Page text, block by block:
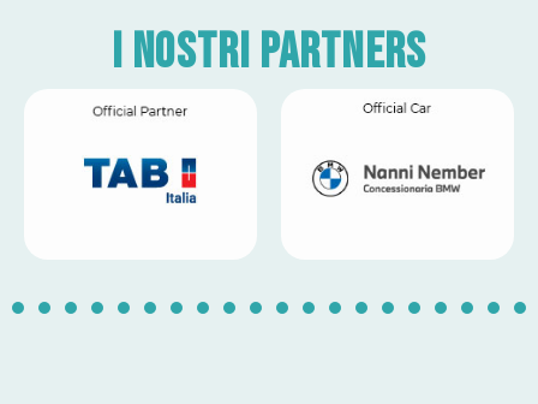
I nostri partners
1 2 3 4 5 6 7 8 9 10 11 12 13 14